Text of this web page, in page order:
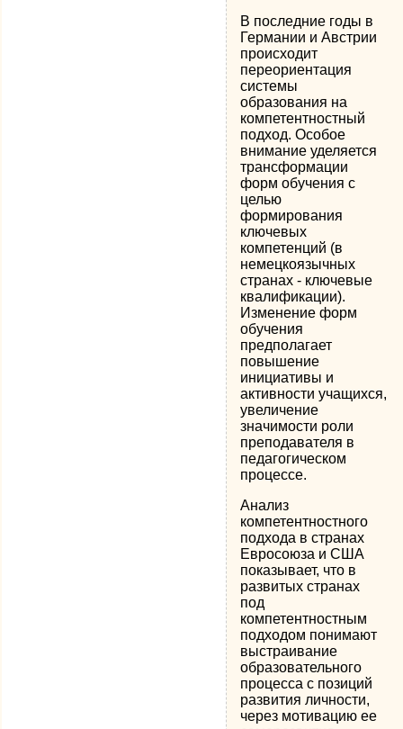
В последние годы в
Германии и Австрии
происходит
переориентация
системы
образования на
компетентностный
подход. Особое
внимание уделяется
трансформации
форм обучения с
целью
формирования
ключевых
компетенций (в
немецкоязычных
странах - ключевые
квалификации).
Изменение форм
обучения
предполагает
повышение
инициативы и
активности учащихся,
увеличение
значимости роли
преподавателя в
педагогическом
процессе.
Анализ
компетентностного
подхода в странах
Евросоюза и США
показывает, что в
развитых странах
под
компетентностным
подходом понимают
выстраивание
образовательного
процесса с позиций
развития личности,
через мотивацию ее